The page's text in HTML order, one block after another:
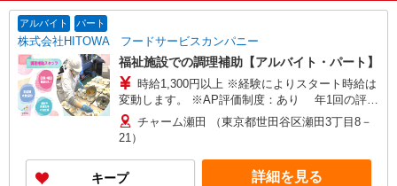
アルバイト パート
株式会社HITOWA フードサービスカンパニー
福祉施設での調理補助【アルバイト・パート】
時給1,300円以上 ※経験によりスタート時給は
変動します。 ※AP評価制度：あり 年1回の評価
により時給を見直します。 ※アルバイト賞与（寸
志）：あり 年2回。勤続年数により金額UP。
チャーム瀬田 （東京都世田谷区瀬田3丁目8－
21）
キープ 詳細を見る